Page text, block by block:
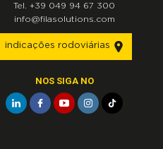
Tel. +39 049 94 67 300
info@filasolutions.com
indicações rodoviárias
NOS SIGA NO